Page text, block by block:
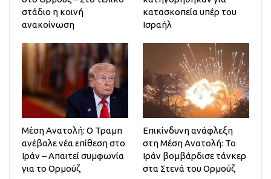
στάδιο η κοινή
ανακοίνωση
κατασκοπεία υπέρ του
Ισραήλ
Μέση Ανατολή: Ο Τραμπ
ανέβαλε νέα επίθεση στο
Ιράν – Απαιτεί συμφωνία
για το Ορμούζ
Επικίνδυνη ανάφλεξη
στη Μέση Ανατολή: Το
Ιράν βομβάρδισε τάνκερ
στα Στενά του Ορμούζ